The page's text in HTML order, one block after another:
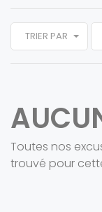
TRIER PAR
Toutes nos
trouvé pour